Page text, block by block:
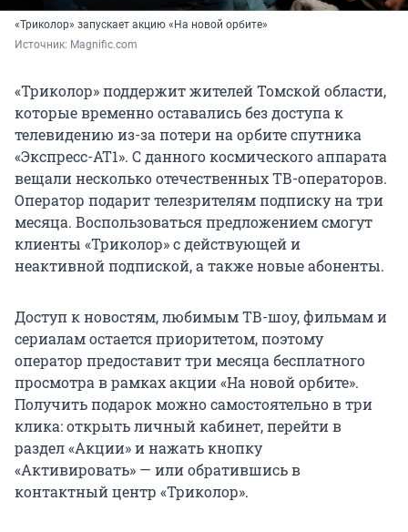
«Триколор» запускает акцию «На новой орбите»
Источник: Magnific.com
«Триколор» поддержит жителей Томской области,
которые временно оставались без доступа к
телевидению из-за потери на орбите спутника
«Экспресс-АТ1». С данного космического аппарата
вещали несколько отечественных ТВ-операторов.
Оператор подарит телезрителям подписку на три
месяца. Воспользоваться предложением смогут
клиенты «Триколор» с действующей и
неактивной подпиской, а также новые абоненты.
Доступ к новостям, любимым ТВ-шоу, фильмам и
сериалам остается приоритетом, поэтому
оператор предоставит три месяца бесплатного
просмотра в рамках акции «На новой орбите».
Получить подарок можно самостоятельно в три
клика: открыть личный кабинет, перейти в
раздел «Акции» и нажать кнопку
«Активировать» — или обратившись в
контактный центр «Триколор».